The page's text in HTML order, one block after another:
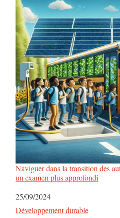
Naviguer dans la transition des
un examen plus approfondi
Date
25/09/2024
Par rapport à
Développement durable